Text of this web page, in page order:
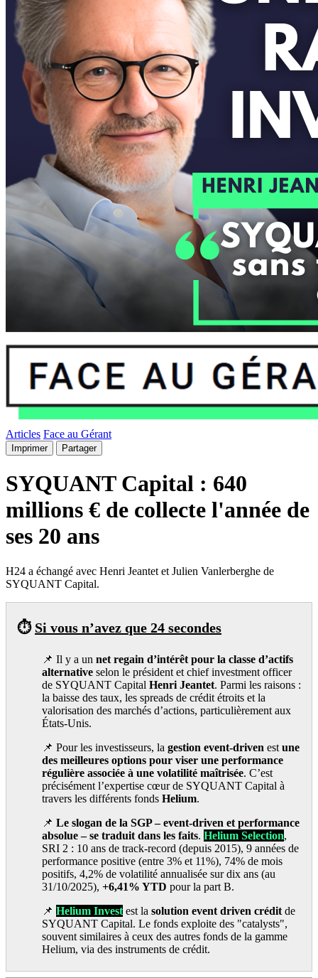
Articles Face au Gérant
Imprimer Partager
SYQUANT Capital : 640
millions € de collecte l'année de
ses 20 ans
H24 a échangé avec Henri Jeantet et Julien Vanlerberghe de
SYQUANT Capital.
⏱️ Si vous n’avez que 24 secondes
📌 Il y a un net regain d’intérêt pour la classe d’actifs
alternative selon le président et chief investment officer
de SYQUANT Capital Henri Jeantet. Parmi les raisons :
la baisse des taux, les spreads de crédit étroits et la
valorisation des marchés d’actions, particulièrement aux
États-Unis.
📌 Pour les investisseurs, la gestion event-driven est une
des meilleures options pour viser une performance
régulière associée à une volatilité maîtrisée. C’est
précisément l’expertise cœur de SYQUANT Capital à
travers les différents fonds Helium.
📌 Le slogan de la SGP – event-driven et performance
absolue – se traduit dans les faits. Helium Selection,
SRI 2 : 10 ans de track-record (depuis 2015), 9 années de
performance positive (entre 3% et 11%), 74% de mois
positifs, 4,2% de volatilité annualisée sur dix ans (au
31/10/2025), +6,41% YTD pour la part B.
📌 Helium Invest est la solution event driven crédit de
SYQUANT Capital. Le fonds exploite des "catalysts",
souvent similaires à ceux des autres fonds de la gamme
Helium, via des instruments de crédit.